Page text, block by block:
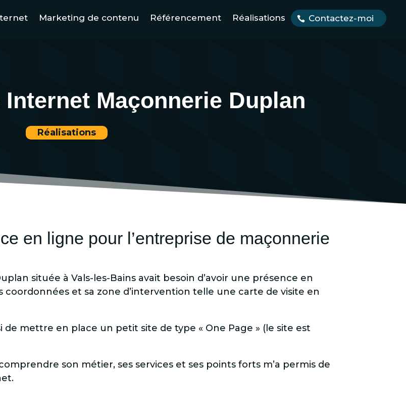
Marketing de contenu Référencement Réalisations Contactez-moi
Maçonnerie Duplan
Réalisations
en ligne pour l’entreprise de maçonnerie
située à Vals-les-Bains avait besoin d’avoir une présence en
coordonnées et sa zone d’intervention telle une carte de visite en
mettre en place un petit site de type « One Page » (le site est
son métier, ses services et ses points forts m’a permis de